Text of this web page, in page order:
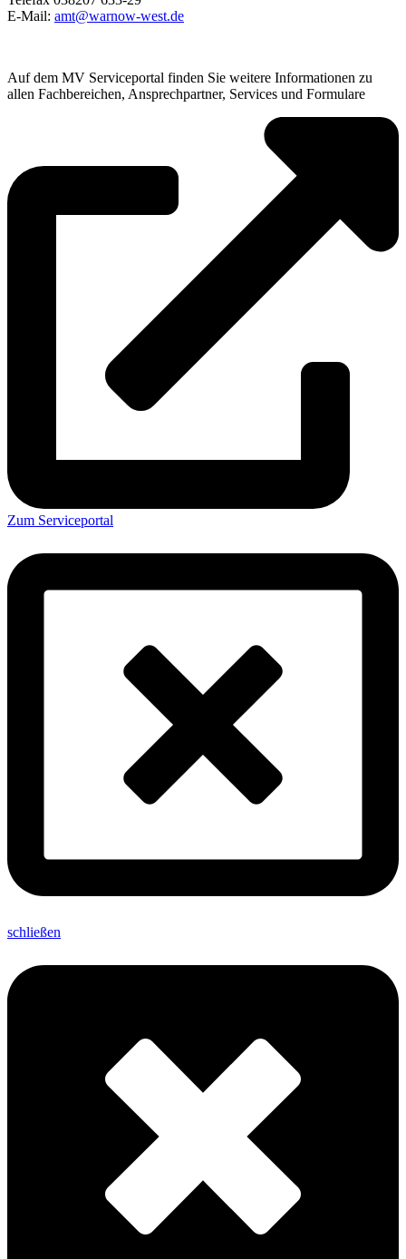
E-Mail: amt@warnow-west.de
Auf dem MV Serviceportal finden Sie weitere Informationen zu
allen Fachbereichen, Ansprechpartner, Services und Formulare
Zum Serviceportal
schließen